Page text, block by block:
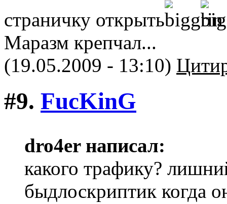
страничку открыть
Маразм крепчал...
(19.05.2009 - 13:10)
#9. FucKinG
dro4er написал:
какого трафику?
быдлоскриптик когда